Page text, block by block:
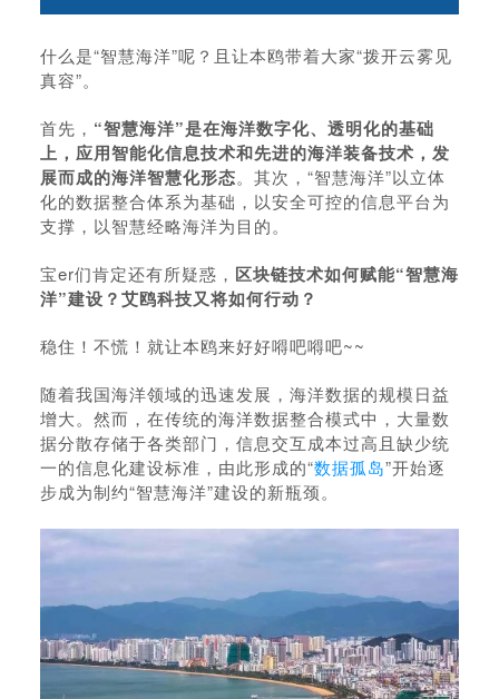
什么是“智慧海洋”呢？且让本鸥带着大家“拨开云雾见
真容”。
首先， “智慧海洋”是在海洋数字化、透明化的基础
上，应用智能化信息技术和先进的海洋装备技术，发
展而成的海洋智慧化形态。其次，“智慧海洋”以立体
化的数据整合体系为基础，以安全可控的信息平台为
支撑，以智慧经略海洋为目的。
宝er们肯定还有所疑惑， 区块链技术如何赋能“智慧海
洋”建设？艾鸥科技又将如何行动？
稳住！不慌！就让本鸥来好好嘚吧嘚吧~~
随着我国海洋领域的迅速发展，海洋数据的规模日益
增大。然而，在传统的海洋数据整合模式中， 大量数
据分散存储于各类部门，信息交互成本过高且缺少统
一的信息化建设标准，由此形成的“数据孤岛”开始逐
步成为制约“智慧海洋”建设的新瓶颈。